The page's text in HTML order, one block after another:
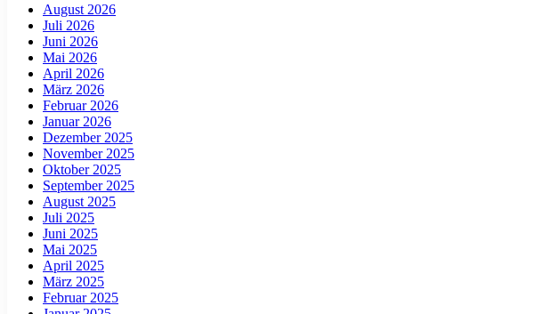
August 2026
Juli 2026
Juni 2026
Mai 2026
April 2026
März 2026
Februar 2026
Januar 2026
Dezember 2025
November 2025
Oktober 2025
September 2025
August 2025
Juli 2025
Juni 2025
Mai 2025
April 2025
März 2025
Februar 2025